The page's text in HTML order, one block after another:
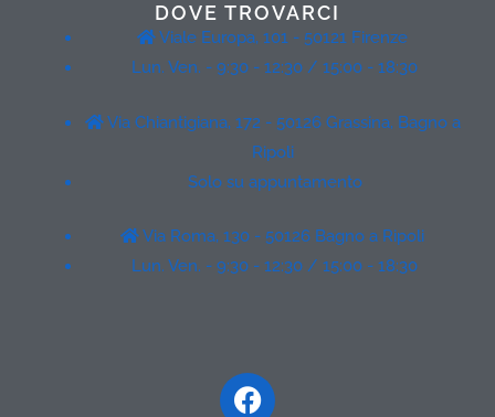
DOVE TROVARCI
Viale Europa, 101 - 50121 Firenze
Lun. Ven. - 9:30 - 12:30 / 15:00 - 18:30
Via Chiantigiana, 172 - 50126 Grassina, Bagno a
Ripoli
Solo su appuntamento
Via Roma, 130 - 50126 Bagno a Ripoli
Lun. Ven. - 9:30 - 12:30 / 15:00 - 18:30
Facebook